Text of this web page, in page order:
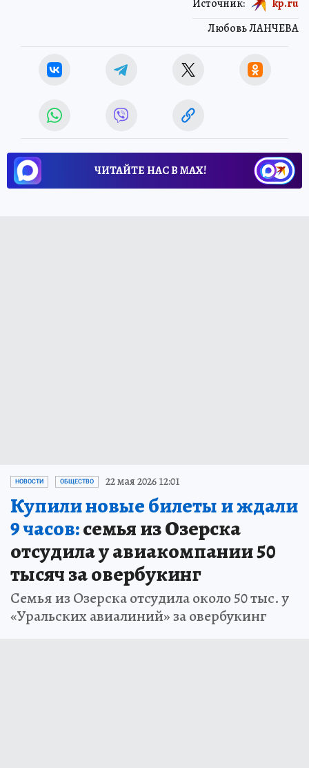
Любовь ЛАНЧЕВА
Источник: kp.ru
ЧИТАЙТЕ НАС В МАХ!
НОВОСТИ ОБЩЕСТВО 22 мая 2026 12:01
Купили новые билеты и ждали
9 часов:семья из Озерска
отсудила у авиакомпании 50
тысяч за овербукинг
Семья из Озерска отсудила около 50 тыс. у
«Уральских авиалиний» за овербукинг